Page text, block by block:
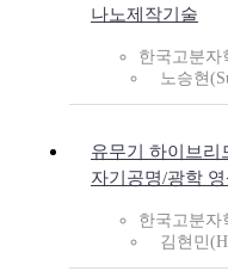
나노제작기술
한국고분자
노승현
유무기 하이브리
자기공명/광학 영
한국고분자
김현민